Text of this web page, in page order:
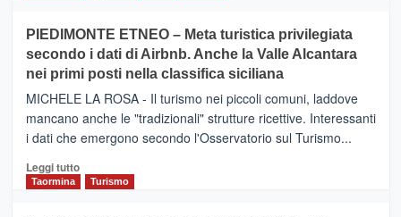
CATANIA
–
Inaugurato
il
nuovo
collegamento
tra
e
Zanzibar
PIEDIMONTE ETNEO – Meta turistica privilegiata
secondo i dati di Airbnb. Anche la Valle Alcantara
nei primi posti nella classifica siciliana
MICHELE LA ROSA - Il turismo nei piccoli comuni, laddove
mancano anche le "tradizionali" strutture ricettive. Interessanti
i dati che emergono secondo l'Osservatorio sul Turismo...
Leggi tuttoLeggi
Taormina Turismo